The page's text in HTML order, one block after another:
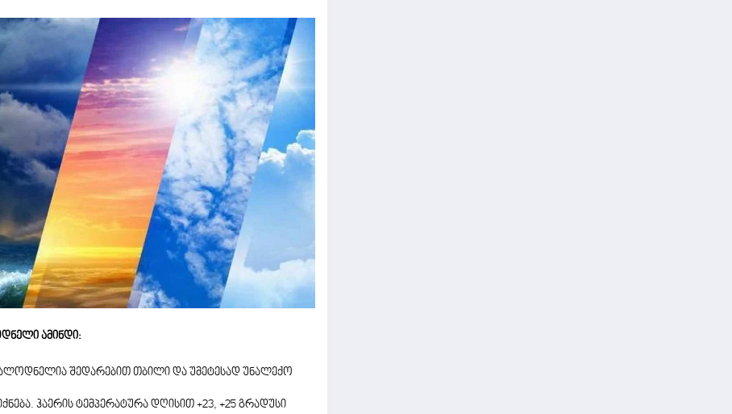
ამინდი:
შედარებით თბილი და უმეტესად უნალექო
ჰაერის ტემპერატურა დღისით +23, +25 გრადუსი